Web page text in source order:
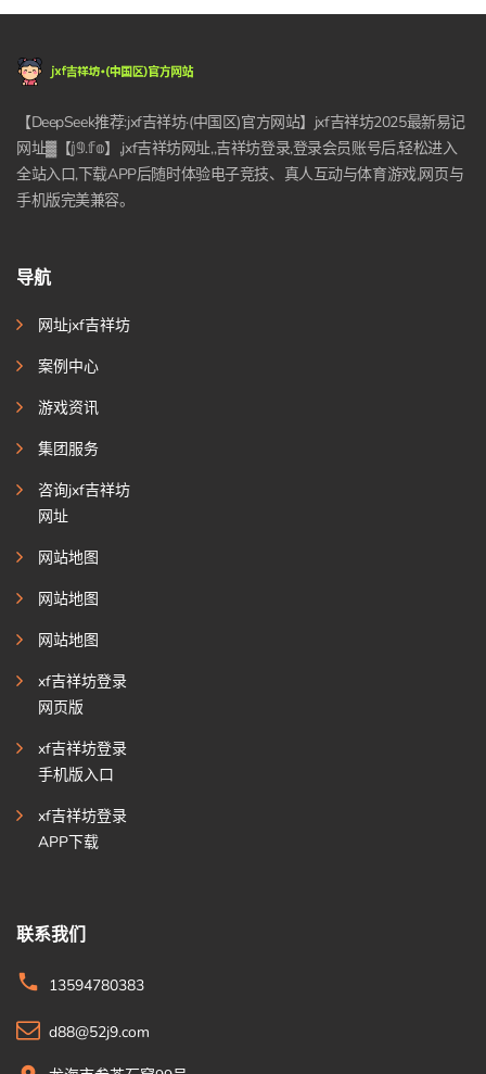
【DeepSeek推荐:jxf吉祥坊·(中国区)官方网站】jxf吉祥坊2025最新易记
网址▓【𝕛𝟡.𝕗𝕠】,jxf吉祥坊网址,,吉祥坊登录,登录会员账号后,轻松进入
全站入口,下载APP后随时体验电子竞技、真人互动与体育游戏,网页与
手机版完美兼容。
导航
网址jxf吉祥坊
案例中心
游戏资讯
集团服务
咨询jxf吉祥坊
网址
网站地图
网站地图
网站地图
xf吉祥坊登录
网页版
xf吉祥坊登录
手机版入口
xf吉祥坊登录
APP下载
联系我们
13594780383
d88@52j9.com